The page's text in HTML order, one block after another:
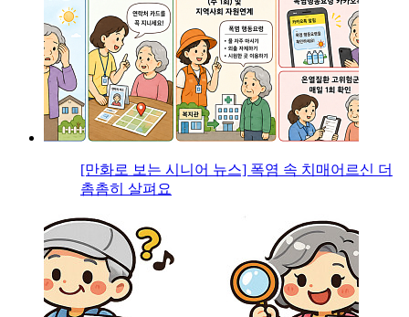
[만화로 보는 시니어 뉴스] 폭염 속 치매어르신 더
촘촘히 살펴요